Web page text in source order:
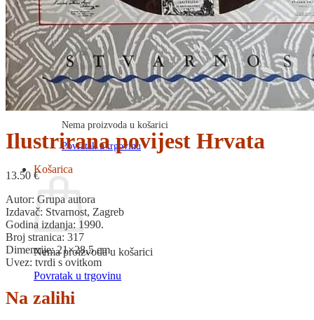
Nema proizvoda u košarici
Povratak u trgovinu
Košarica
Nema proizvoda u košarici
Povratak u trgovinu
Ilustrirana povijest Hrvata
13.50 €
Autor: Grupa autora
Izdavač: Stvarnost, Zagreb
Godina izdanja: 1990.
Broj stranica: 317
Dimenzije: 21×28,5 cm
Uvez: tvrdi s ovitkom
Na zalihi